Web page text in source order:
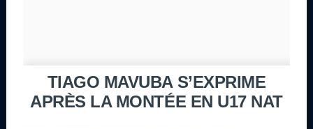
TIAGO MAVUBA S’EXPRIME
APRÈS LA MONTÉE EN U17 NAT